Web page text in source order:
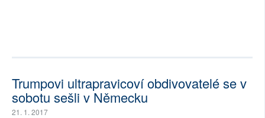
Trumpovi ultrapravicoví obdivovatelé se v
sobotu sešli v Německu
21. 1. 2017